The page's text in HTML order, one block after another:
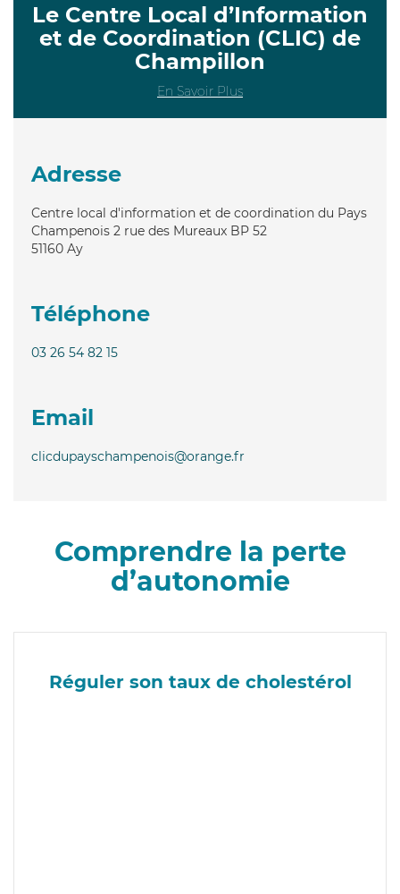
Le Centre Local d’Information
et de Coordination (CLIC) de
Champillon
En Savoir Plus
Adresse
Centre local d'information et de coordination du Pays
Champenois 2 rue des Mureaux BP 52
51160 Ay
Téléphone
03 26 54 82 15
Email
clicdupayschampenois@orange.fr
Comprendre la perte
d’autonomie
Réguler son taux de cholestérol